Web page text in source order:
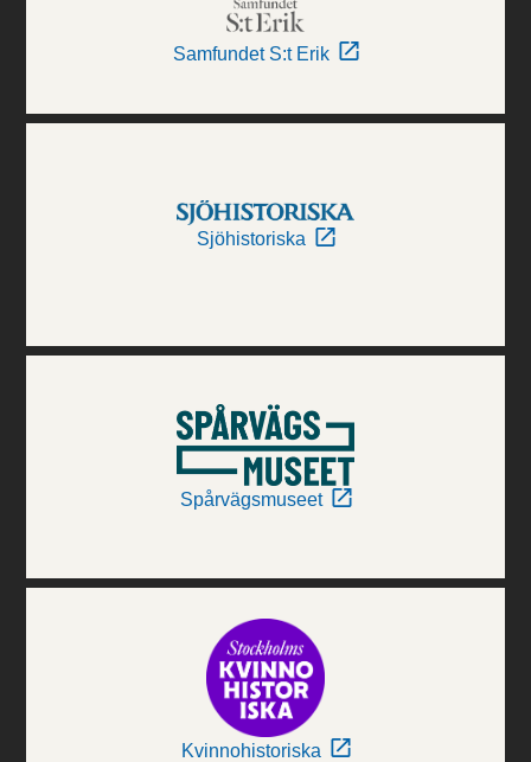
Samfundet S:t Erik
Sjöhistoriska
Spårvägsmuseet
Kvinnohistoriska